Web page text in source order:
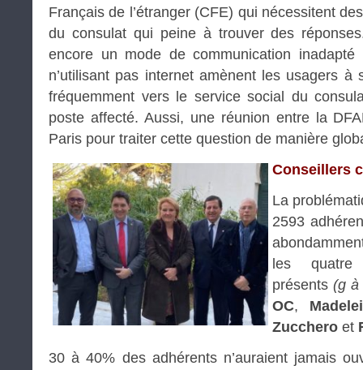
Français de l’étranger (CFE) qui nécessitent
du consulat qui peine à trouver des
encore un mode de communication
n’utilisant pas internet amènent les usagers
fréquemment vers le service social du
poste affecté. Aussi, une réunion entre la
Paris pour traiter cette question de manière
Conseillers
La
2593
les quatre
présents (g à
OC,
Zucchero et
30 à 40% des adhérents n’auraient jamais